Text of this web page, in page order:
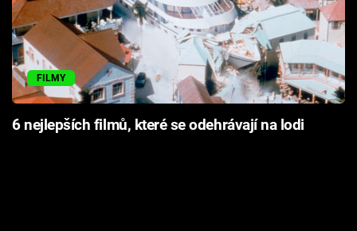
Přihlášení
Sledujte nás
FILMY
6 nejlepších filmů, které se odehrávají na lodi